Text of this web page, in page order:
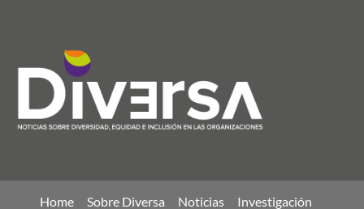
Home Sobre Diversa Noticias Investigación